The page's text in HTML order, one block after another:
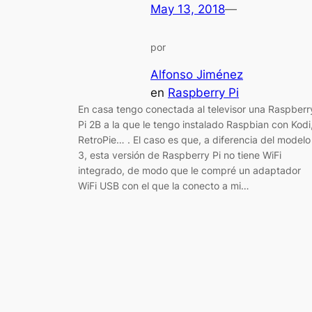
May 13, 2018—
por
Alfonso Jiménez
en Raspberry Pi
En casa tengo conectada al televisor una
Pi 2B a la que le tengo instalado Raspbian con
RetroPie… . El caso es que, a diferencia del modelo
3, esta versión de Raspberry Pi no tiene WiFi
integrado, de modo que le compré un adaptador
WiFi USB con el que la conecto a mi…